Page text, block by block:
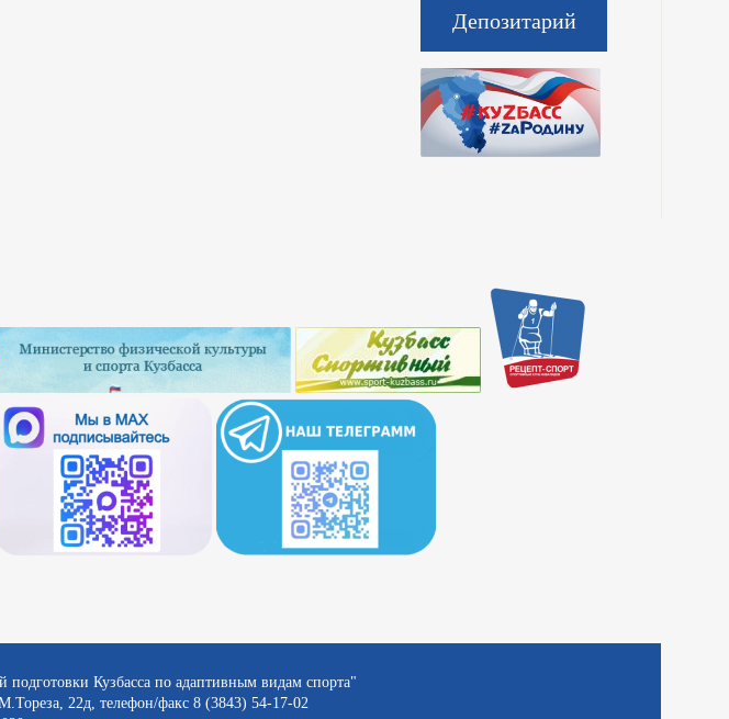
Депозитарий
Кузбасса по адаптивным видам спорта"
22д, телефон/факс 8 (3843) 54-17-02